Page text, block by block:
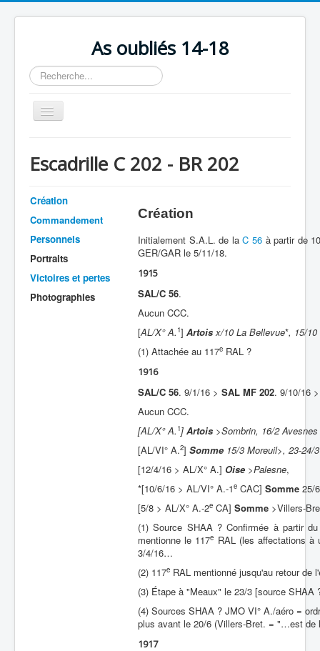
As oubliés 14-18
Rechercher
Basculer
la
Chronologie
Escadrilles
Organisation
Avions
Formation
Escadrille C 202 - BR 202
Création
Commandement
Personnels
Portraits
Victoires et pertes
Photographies
Création
Initialement S.A.L. de laC 56à partir de
GER/GAR le 5/11/18.
1915
SAL/C 56.
Aucun CCC.
[AL/X° A. 1] Artois x/10 La Bellevue*, 15/10
(1) Attachée au 117e RAL ?
1916
SAL/C 56. 9/1/16 > SAL MF 202. 9/10/16
Aucun CCC.
[AL/X° A. 1] Artois >Sombrin, 16/2
[AL/VI° A.2] Somme 15/3 Moreuil>, 23-24/
[12/4/16 > AL/X° A.] Oise >Palesne,
*[10/6/16 > AL/VI° A.-1e CAC] Somme 25/
[5/8 > AL/X° A.-2e CA] Somme >Villers-
(1) Source SHAA ? Confirmée à partir
mentionne le 117e RAL (les affectations à
3/4/16…
(2) 117e RAL mentionné jusqu'au retour de
(3) Étape à "Meaux" le 23/3 [source SHAA
(4) Sources SHAA ? JMO VI° A./aéro =
plus avant le 20/6 (Villers-Bret. = "…est de
1917